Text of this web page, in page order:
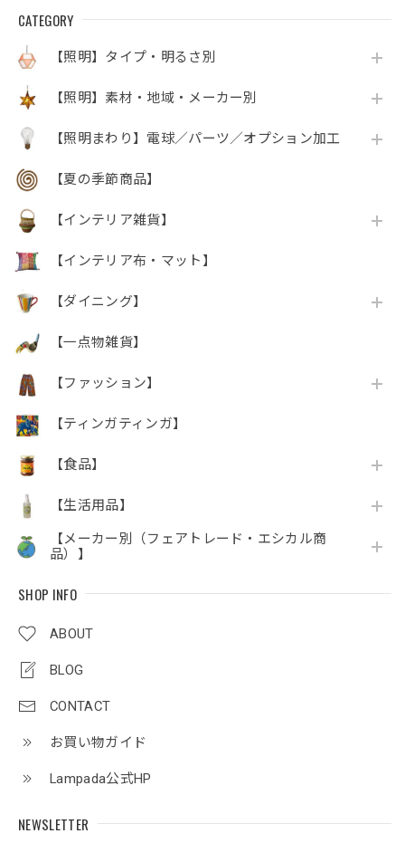
CATEGORY
【照明】タイプ・明るさ別
【照明】素材・地域・メーカー別
【照明まわり】電球／パーツ／オプション加工
【夏の季節商品】
【インテリア雑貨】
【インテリア布・マット】
【ダイニング】
【一点物雑貨】
【ファッション】
【ティンガティンガ】
【食品】
【生活用品】
【メーカー別（フェアトレード・エシカル商
品）】
SHOP INFO
ABOUT
BLOG
CONTACT
お買い物ガイド
Lampada公式HP
NEWSLETTER